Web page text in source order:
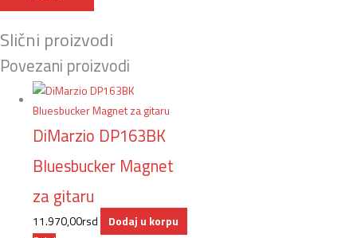
Slični proizvodi
Povezani proizvodi
DiMarzio DP163BK
Bluesbucker Magnet
za gitaru
11.970,00rsd
Dodaj u korpu